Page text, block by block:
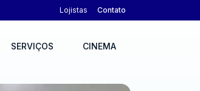
Lojistas Contato
SERVIÇOS CINEMA